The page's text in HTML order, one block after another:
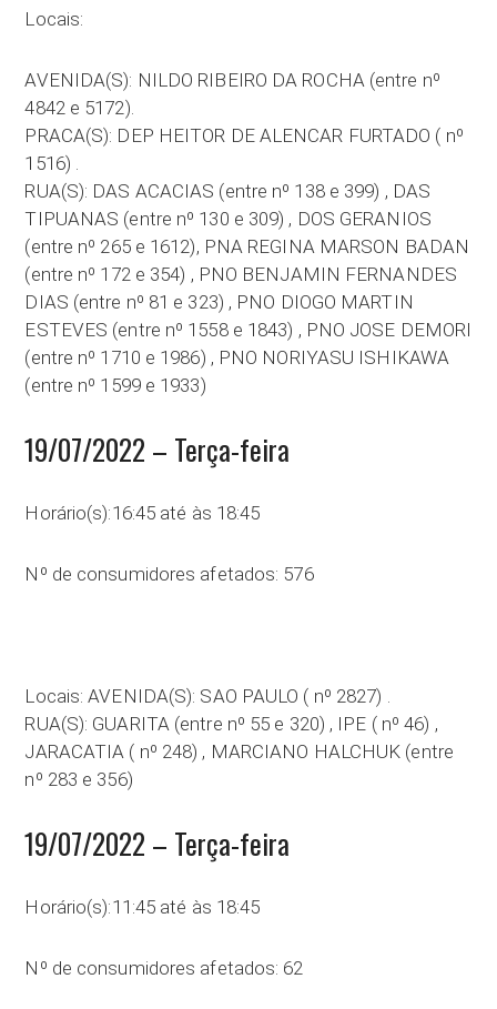
Locais:
AVENIDA(S): NILDO RIBEIRO DA ROCHA (entre nº
4842 e 5172).
PRACA(S): DEP HEITOR DE ALENCAR FURTADO ( nº
1516) .
RUA(S): DAS ACACIAS (entre nº 138 e 399) , DAS
TIPUANAS (entre nº 130 e 309) , DOS GERANIOS
(entre nº 265 e 1612), PNA REGINA MARSON BADAN
(entre nº 172 e 354) , PNO BENJAMIN FERNANDES
DIAS (entre nº 81 e 323) , PNO DIOGO MARTIN
ESTEVES (entre nº 1558 e 1843) , PNO JOSE DEMORI
(entre nº 1710 e 1986) , PNO NORIYASU ISHIKAWA
(entre nº 1599 e 1933)
19/07/2022 – Terça-feira
Horário(s):16:45 até às 18:45
Nº de consumidores afetados: 576
Locais: AVENIDA(S): SAO PAULO ( nº 2827) .
RUA(S): GUARITA (entre nº 55 e 320) , IPE ( nº 46) ,
JARACATIA ( nº 248) , MARCIANO HALCHUK (entre
nº 283 e 356)
19/07/2022 – Terça-feira
Horário(s):11:45 até às 18:45
Nº de consumidores afetados: 62